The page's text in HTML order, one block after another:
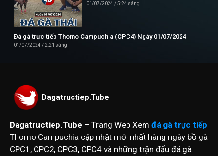
01/07/2024 5:24 sáng
Đá gà trực tiếp Thomo Campuchia (CPC4) Ngày 01/07/2024
01/07/2024 2:21 sáng
Dagatructiep.Tube
Dagatructiep.Tube – Trang Web Xem đá gà trực tiếp
Thomo Campuchia cập nhật mới nhất hàng ngày bồ gà
CPC1, CPC2, CPC3, CPC4 và những trận đấu đá gà